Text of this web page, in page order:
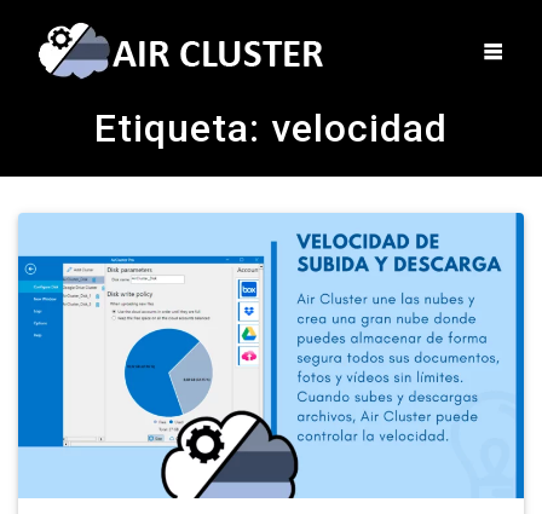
Etiqueta: velocidad